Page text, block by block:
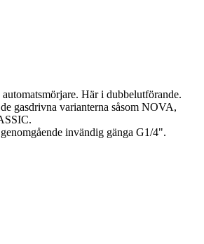
Här i dubbelutförande.
gasdrivna varianterna såsom NOVA,
invändig gänga G1/4".